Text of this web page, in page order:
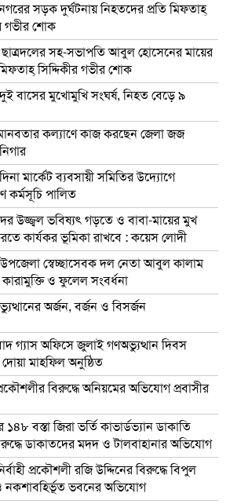
সড়ক দুর্ঘটনায় নিহতদের প্রতি মিফতাহ্
গভীর শোক
সহ-সভাপতি আবুল হোসেনের মায়ের
সিদ্দিকীর গভীর শোক
বাসের মুখোমুখি সংঘর্ষ, নিহত বেড়ে ৯
কল্যাণে কাজ করছেন জেলা জজ
মার্কেট ব্যবসায়ী সমিতির উদ্যোগে
কর্মসূচি পালিত
উজ্জ্বল ভবিষ্যৎ গড়তে ও বাবা-মায়ের মুখ
কার্যকর ভূমিকা রাখবে : কয়েস লোদী
উপজেলা স্বেচ্ছাসেবক দল নেতা আবুল কালাম
কারামুক্তি ও ফুলেল সংবর্ধনা
অর্জন, বর্জন ও বিসর্জন
গ্যাস অফিসে জুলাই গণঅভ্যুত্থান দিবস
মাহফিল অনুষ্ঠিত
বিরুদ্ধে অনিয়মের অভিযোগ প্রবাসীর
১৪৮ বস্তা জিরা ভর্তি কাভার্ডভ্যান ডাকাতি
ডাকাতদের মদদ ও টালবাহানার অভিযোগ
প্রকৌশলী রজি উদ্দিনের বিরুদ্ধে বিপুল
নকশাবহির্ভূত ভবনের অভিযোগ